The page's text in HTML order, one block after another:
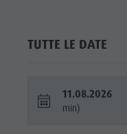
TUTTE LE DATE
11.08.2026
min)